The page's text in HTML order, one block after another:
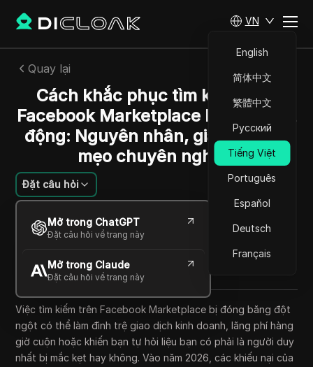
VN
English
简体中文
繁體中文
Русский
Tiếng Việt
Português
Español
Deutsch
Français
Quay lại
Cách khắc phục tìm kiếm trên
Facebook Marketplace không hoạt
động: Nguyên nhân, giải pháp và
mẹo chuyên nghiệp
Đặt câu hỏi
Mở trong ChatGPT
Đặt câu hỏi về trang này
Mở trong Claude
Đặt câu hỏi về trang này
William Davis
12 Th06 2026 11 Đọc trong giây phút
Copy Link
Việc tìm kiếm trên Facebook Marketplace bị đóng băng đột
ngột có thể làm đình trệ giao dịch kinh doanh, lãng phí hàng
giờ cuộn hoặc khiến bạn tự hỏi liệu bạn có phải là người duy
nhất bị mắc kẹt hay không. Vào năm 2026, các khiếu nại của